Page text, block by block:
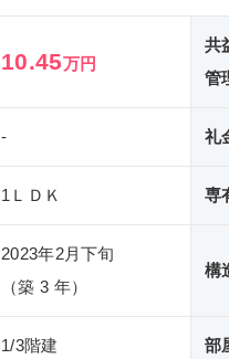
10.45万円
共
管
- 礼
1ＬＤＫ 専
2023年2月下旬
（築 3 年）
構
1/3階建 部